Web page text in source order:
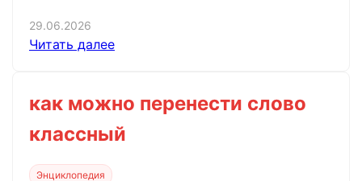
29.06.2026
Читать далее
как можно перенести слово
классный
Энциклопедия